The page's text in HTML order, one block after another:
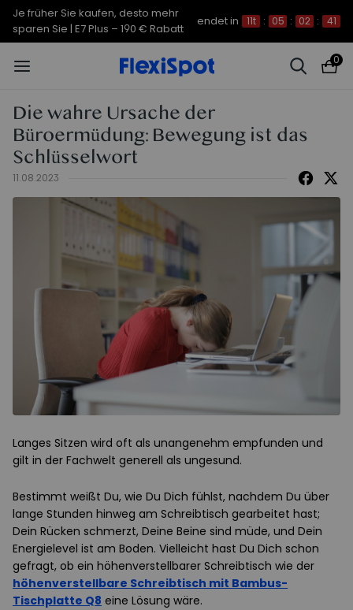
Je früher Sie kaufen, desto mehr
sparen Sie | C7 Morpher – 290 €
0
Die wahre Ursache der
Büroermüdung: Bewegung ist das
Schlüsselwort
11.08.2023
Langes Sitzen wird oft als unangenehm empfunden und
gilt in der Fachwelt generell als ungesund.
Bestimmt weißt Du, wie Du Dich fühlst, nachdem Du über
lange Stunden hinweg am Schreibtisch gearbeitet hast;
Dein Rücken schmerzt, Deine Beine sind müde, und Dein
Energielevel ist am Boden. Vielleicht hast Du Dich schon
gefragt, ob ein höhenverstellbarer Schreibtisch wie der
höhenverstellbare Schreibtisch mit Bambus-
Tischplatte Q8 eine Lösung wäre.